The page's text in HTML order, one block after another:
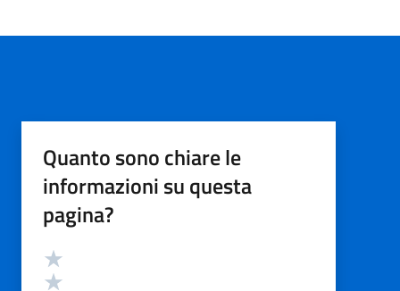
Quanto sono chiare le
informazioni su questa
pagina?
Valutazione